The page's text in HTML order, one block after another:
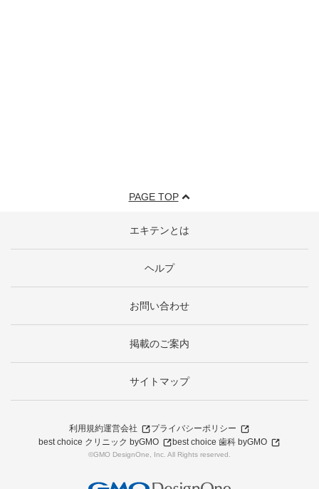
PAGE TOP
エキテンとは
ヘルプ
お問い合わせ
掲載のご案内
サイトマップ
利用規約運営会社
プライバシーポリシー
best choice クリニック byGMO
best choice 歯科 byGMO
©GMO DesignOne, Inc. All Rights reserved.